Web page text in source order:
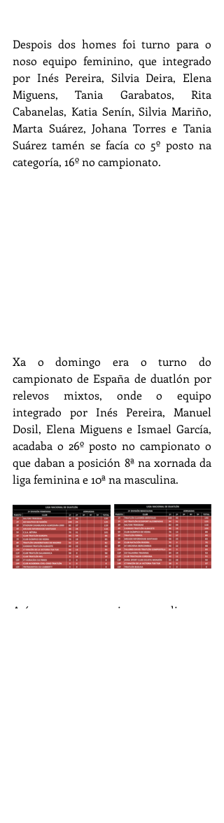
Despois dos homes foi turno para o
noso equipo feminino, que integrado
por Inés Pereira, Silvia Deira, Elena
Miguens, Tania Garabatos, Rita
Cabanelas, Katia Senín, Silvia Mariño,
Marta Suárez, Johana Torres e Tania
Suárez tamén se facía co 5º posto na
categoría, 16º no campionato.
Xa o domingo era o turno do
campionato de España de duatlón por
relevos mixtos, onde o equipo
integrado por Inés Pereira, Manuel
Dosil, Elena Miguens e Ismael García,
acadaba o 26º posto no campionato o
que daban a posición 8ª na xornada da
liga feminina e 10ª na masculina.
Así as cousas, o equipo masculino sae